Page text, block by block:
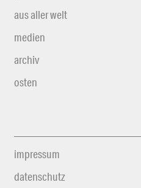
aus aller welt
medien
archiv
osten
impressum
datenschutz